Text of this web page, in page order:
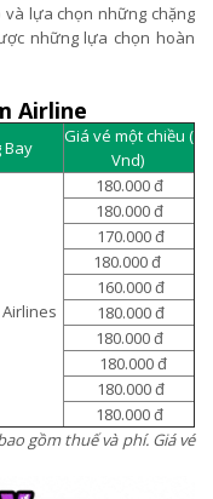
lựa chọn những chặng
những lựa chọn hoàn
Airline
Bay
Giá vé một chiều (
Vnd)
180.000 đ
180.000 đ
170.000 đ
180.000 đ
160.000 đ
180.000 đ
180.000 đ
180.000 đ
180.000 đ
180.000 đ
gồm thuế và phí. Giá vé